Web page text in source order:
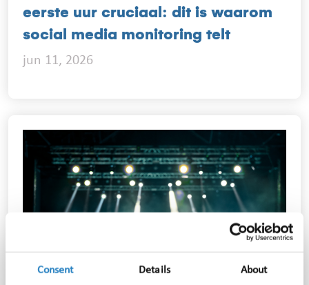
Consent Details About
eerste uur cruciaal: dit is waarom
social media monitoring telt
jun 11, 2026